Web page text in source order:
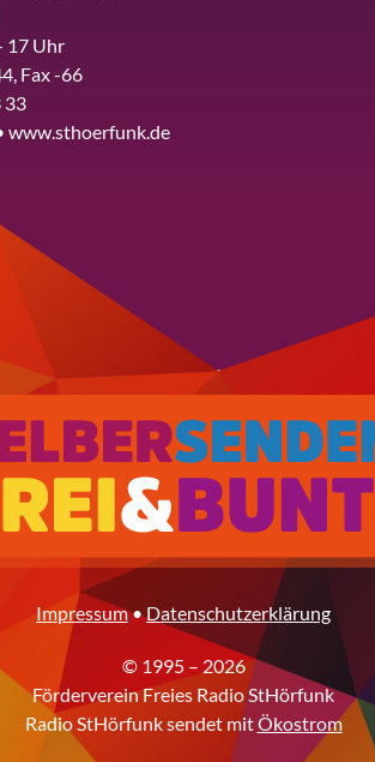
17 Uhr
Fax -66
33
www.sthoerfunk.de
Impressum•Datenschutzerklärung
© 1995 – 2026
Förderverein Freies Radio StHörfunk
Radio StHörfunk sendet mitÖkostrom